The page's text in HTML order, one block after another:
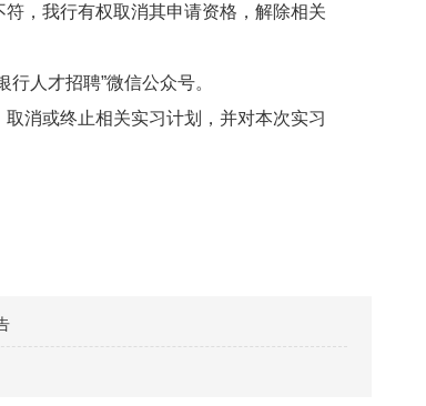
，我行有权取消其申请资格，解除相关
人才招聘”微信公众号。
消或终止相关实习计划，并对本次实习